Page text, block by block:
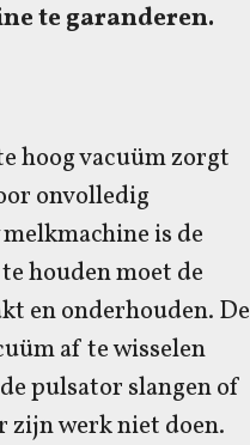
te garanderen.
hoog vacuüm zorgt
onvolledig
is de
houden moet de
en onderhouden. De
af te wisselen
pulsator slangen of
zijn werk niet doen.